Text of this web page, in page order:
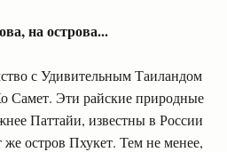
на острова...
с Удивительным Таиландом
Самет. Эти райские природные
Паттайи, известны в России
остров Пхукет. Тем не менее,